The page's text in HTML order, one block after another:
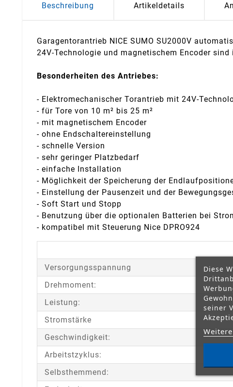
Beschreibung Artikeldetails
Garagentorantrieb NICE SUMO SU2000V
24V-Technologie und magnetischem Encoder
Besonderheiten des Antriebes:
- Elektromechanischer Torantrieb mit 24V-
- für Tore von 10 m² bis 25 m²
- mit magnetischem Encoder
- ohne Endschaltereinstellung
- schnelle Version
- sehr geringer Platzbedarf
- einfache Installation
- Möglichkeit der Speicherung der
- Einstellung der Pausenzeit und der
- Soft Start und Stopp
- Benutzung über die optionalen Batterien bei
- kompatibel mit Steuerung Nice DPRO924
Versorgungsspannung
Drehmoment:
Leistung:
Stromstärke
Geschwindigkeit:
Arbeitstzyklus:
Selbsthemmend:
Diese
seiner